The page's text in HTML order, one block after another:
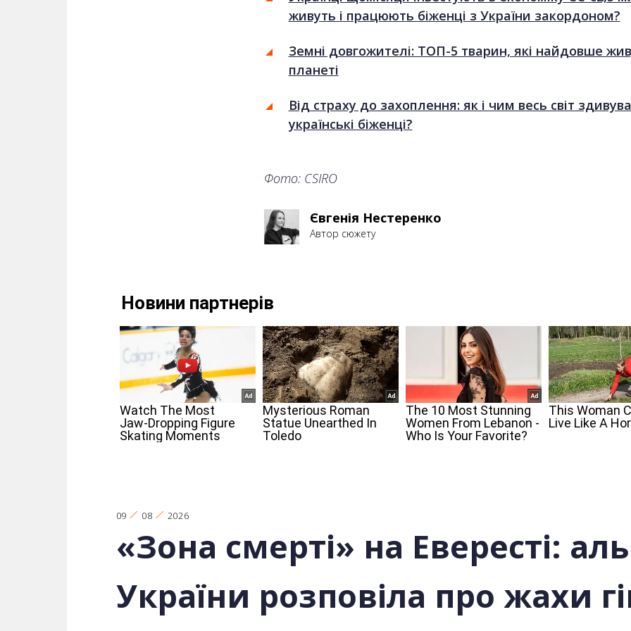
живуть і працюють біженці з України закордоном?
Земні довгожителі: ТОП-5 тварин, які найдовше
планеті
Від страху до захоплення: як і чим весь світ
українські біженці?
Фото: CSIRO
Євгенія Нестеренко
Автор сюжету
09 08 2026
«Зона смерті» на Евересті:
України розповіла про жахи